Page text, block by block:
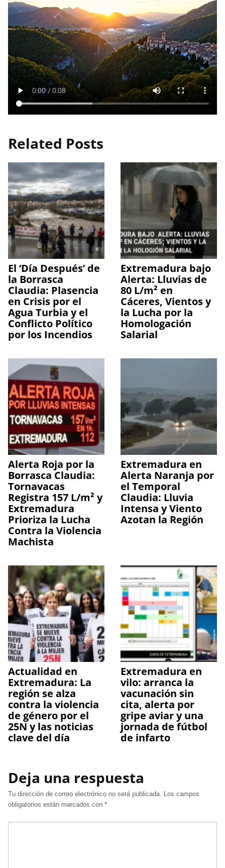
Related Posts
El ‘Día Después’ de
la Borrasca
Claudia: Plasencia
en Crisis por el
Agua Turbia y el
Conflicto Político
por los Incendios
Extremadura bajo
Alerta: Lluvias de
80 L/m² en
Cáceres, Vientos y
la Lucha por la
Homologación
Salarial
Alerta Roja por la
Borrasca Claudia:
Tornavacas
Registra 157 L/m² y
Extremadura
Prioriza la Lucha
Contra la Violencia
Machista
Extremadura en
Alerta Naranja por
el Temporal
Claudia: Lluvia
Intensa y Viento
Azotan la Región
Actualidad en
Extremadura: La
región se alza
contra la violencia
de género por el
25N y las noticias
clave del día
Extremadura en
vilo: arranca la
vacunación sin
cita, alerta por
gripe aviar y una
jornada de fútbol
de infarto
Deja una respuesta
Tu dirección de correo electrónico no será publicada. Los campos
obligatorios están marcados con *